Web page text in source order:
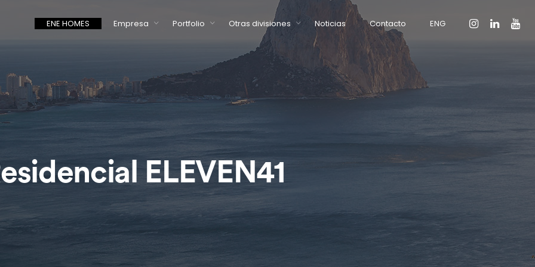
ENE HOMES Empresa Portfolio Otras divisiones Noticias Contacto ENG
ELEVEN41